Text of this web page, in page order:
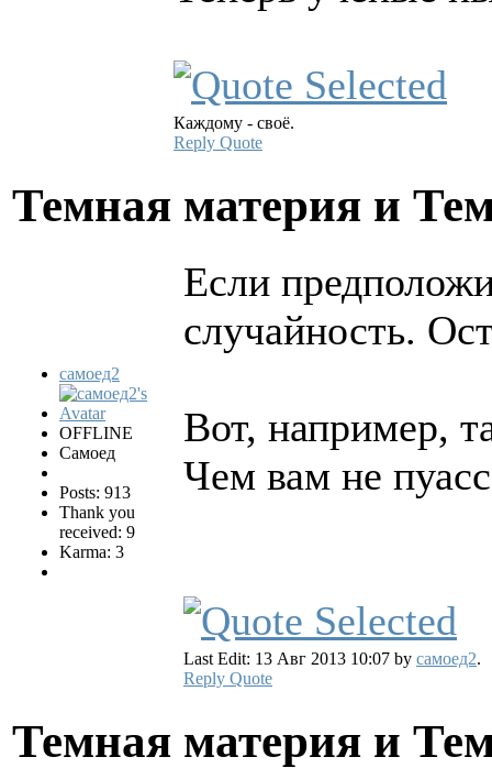
Каждому - своё.
Reply Quote
Темная материя и
самоед2
OFFLINE
Самоед
Posts: 913
Thank you
received: 9
Karma: 3
Если
случайность.
Вот, например,
Чем вам не
Last Edit: 13 Авг 2013 10:07 by самоед2.
Reply Quote
Темная материя и